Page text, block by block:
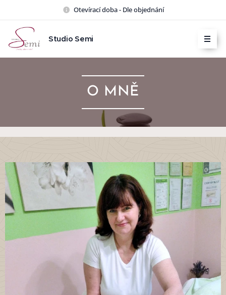
Otevírací doba - Dle objednání
Studio Semi
O MNĚ